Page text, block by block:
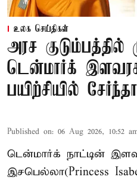
உலக செய்திகள்
அரச குடும்பத்தில்
டென்மார்க்
பயிற்சியில்
Published on: 06 Aug 2026, 10:52
டென்மார்க் நாட்டின்
இசபெல்லா(Princess